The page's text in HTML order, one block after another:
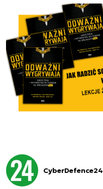
CyberDefence24